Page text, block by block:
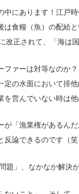
中にあります！江戸
は食糧（魚）の配給
改正されて、「海は
ファーは対等なのか
定の水面において排
を営んでいない時は
が「漁業権があるん
反論できるのです（笑
題」、なかなか解決